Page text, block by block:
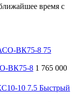
время с
ВК75-8 1 765 000
Быстрый